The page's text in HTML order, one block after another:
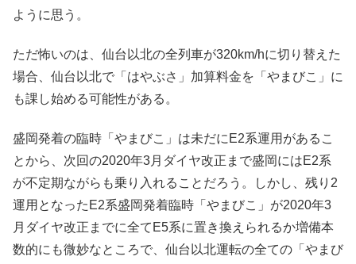
ように思う。
ただ怖いのは、仙台以北の全列車が320km/hに切り替えた
場合、仙台以北で「はやぶさ」加算料金を「やまびこ」に
も課し始める可能性がある。
盛岡発着の臨時「やまびこ」は未だにE2系運用があるこ
とから、次回の2020年3月ダイヤ改正まで盛岡にはE2系
が不定期ながらも乗り入れることだろう。しかし、残り2
運用となったE2系盛岡発着臨時「やまびこ」が2020年3
月ダイヤ改正までに全てE5系に置き換えられるか増備本
数的にも微妙なところで、仙台以北運転の全ての「やまび